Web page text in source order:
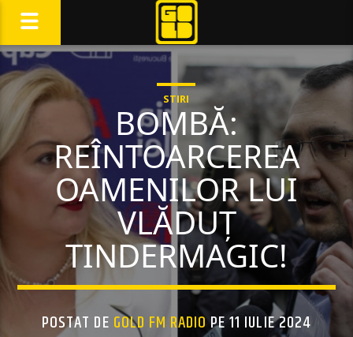
STIRI
BOMBĂ:
REÎNTOARCEREA
OAMENILOR LUI
VLĂDUȚ
TINDERMAGIC!
POSTAT DE GOLD FM RADIOPE 11 IULIE 2024